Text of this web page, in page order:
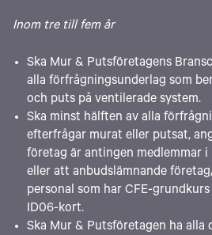
Inom tre till fem år
Ska Mur & Putsföretagens
alla förfrågningsunderlag som
och puts på ventilerade system.
Ska minst hälften av alla
efterfrågar murat eller putsat,
företag är antingen medlemmar
eller att anbudslämnande
personal som har CFE-
ID06-kort.
Ska Mur & Putsföretagen ha alla